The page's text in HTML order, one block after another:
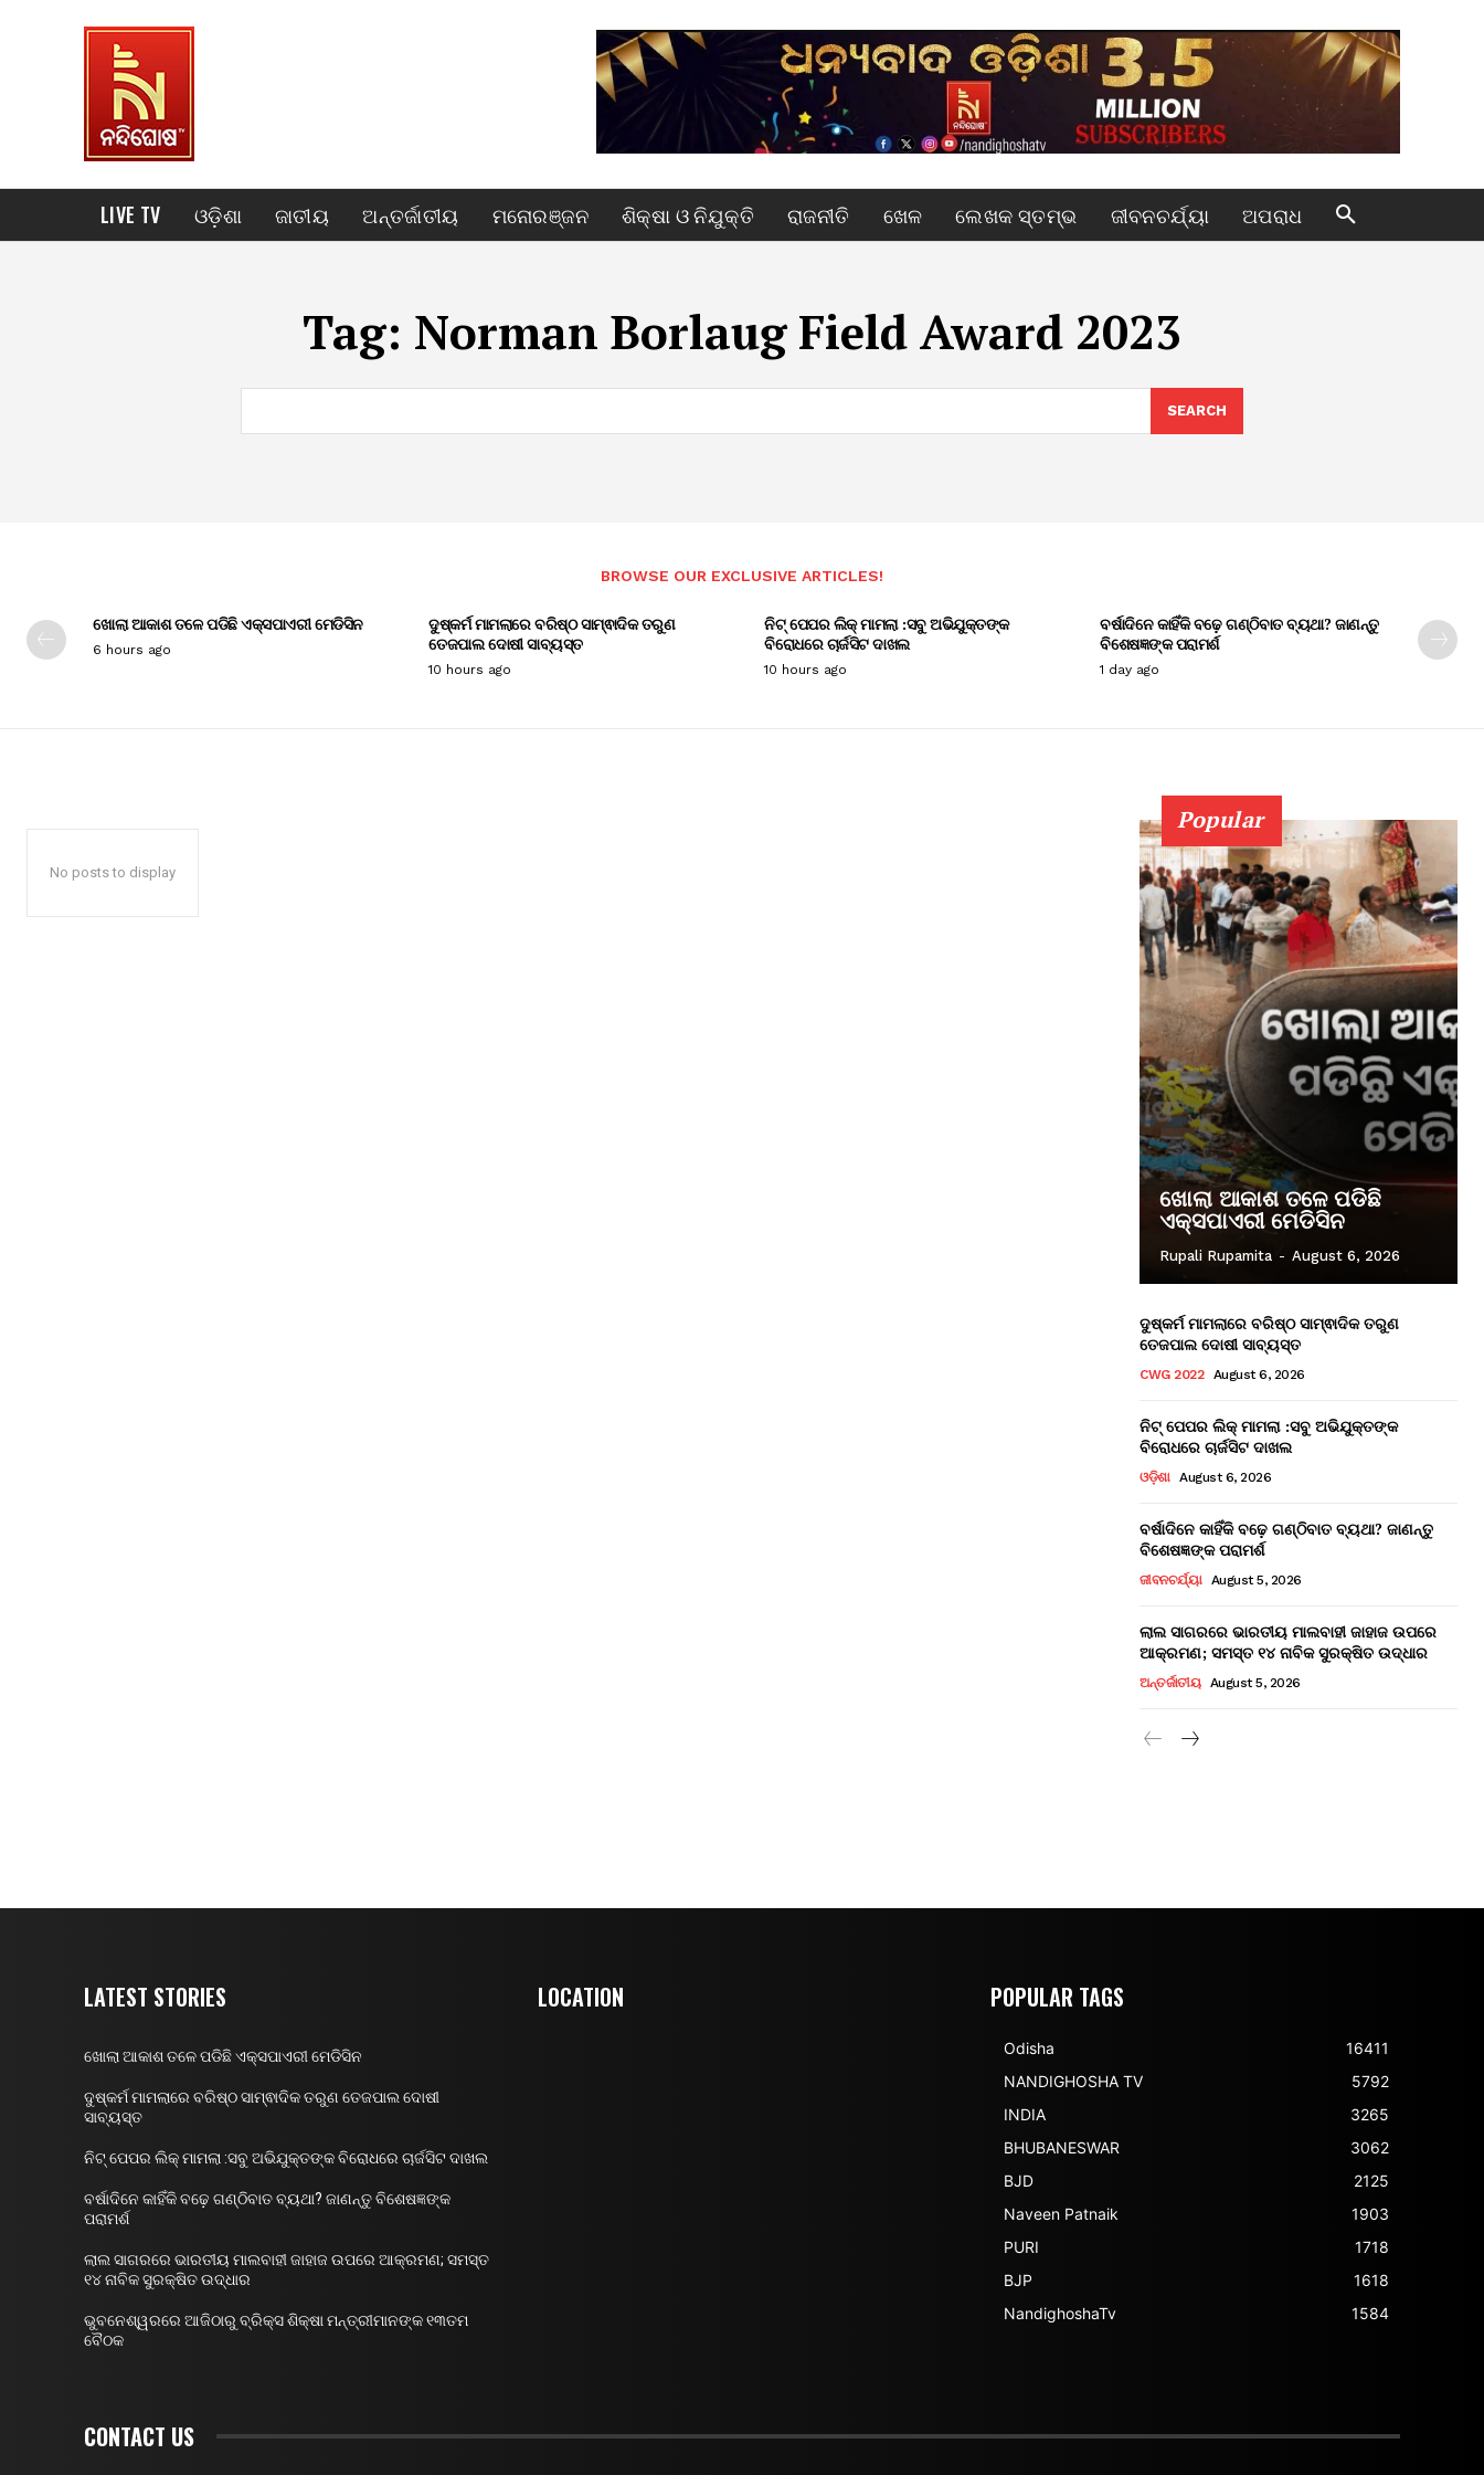
LIVE TV ଓଡ଼ିଶା ଜାତୀୟ ଅନ୍ତର୍ଜାତୀୟ ମନୋରଞ୍ଜନ ଶିକ୍ଷା ଓ ନିଯୁକ୍ତି ରାଜନୀତି ଖେଳ ଲେଖକ ସ୍ତମ୍ଭ ଜୀବନଚର୍ଯ୍ୟା ଅପରାଧ
Tag: Norman Borlaug Field Award 2023
SEARCH
BROWSE OUR EXCLUSIVE ARTICLES!
ଖୋଲା ଆକାଶ ତଳେ ପଡିଛି ଏକ୍ସପାଏରୀ ମେଡିସିନ
6 hours ago
ଦୁଷ୍କର୍ମ ମାମଲାରେ ବରିଷ୍ଠ ସାମ୍ଵାଦିକ ତରୁଣ
ତେଜପାଲ ଦୋଷୀ ସାବ୍ୟସ୍ତ
10 hours ago
ନିଟ୍ ପେପର ଲିକ୍ ମାମଲା :ସବୁ ଅଭିଯୁକ୍ତଙ୍କ
ବିରୋଧରେ ଚାର୍ଜସିଟ ଦାଖଲ
10 hours ago
ବର୍ଷାଦିନେ କାହିଁକି ବଢ଼େ ଗଣ୍ଠିବାତ ବ୍ୟଥା? ଜାଣନ୍ତୁ
ବିଶେଷଜ୍ଞଙ୍କ ପରାମର୍ଶ
1 day ago
No posts to display
Popular
ଖୋଲା ଆକାଶ ତଳେ ପଡିଛି
ଏକ୍ସପାଏରୀ ମେଡିସିନ
Rupali Rupamita - August 6, 2026
ଦୁଷ୍କର୍ମ ମାମଲାରେ ବରିଷ୍ଠ ସାମ୍ଵାଦିକ ତରୁଣ
ତେଜପାଲ ଦୋଷୀ ସାବ୍ୟସ୍ତ
CWG 2022 August 6, 2026
ନିଟ୍ ପେପର ଲିକ୍ ମାମଲା :ସବୁ ଅଭିଯୁକ୍ତଙ୍କ
ବିରୋଧରେ ଚାର୍ଜସିଟ ଦାଖଲ
ଓଡ଼ିଶା August 6, 2026
ବର୍ଷାଦିନେ କାହିଁକି ବଢ଼େ ଗଣ୍ଠିବାତ ବ୍ୟଥା? ଜାଣନ୍ତୁ
ବିଶେଷଜ୍ଞଙ୍କ ପରାମର୍ଶ
ଜୀବନଚର୍ଯ୍ୟା August 5, 2026
ଲାଲ ସାଗରରେ ଭାରତୀୟ ମାଲବାହୀ ଜାହାଜ ଉପରେ
ଆକ୍ରମଣ; ସମସ୍ତ ୧୪ ନାବିକ ସୁରକ୍ଷିତ ଉଦ୍ଧାର
ଅନ୍ତର୍ଜାତୀୟ August 5, 2026
LATEST STORIES
ଖୋଲା ଆକାଶ ତଳେ ପଡିଛି ଏକ୍ସପାଏରୀ ମେଡିସିନ
ଦୁଷ୍କର୍ମ ମାମଲାରେ ବରିଷ୍ଠ ସାମ୍ଵାଦିକ ତରୁଣ ତେଜପାଲ ଦୋଷୀ
ସାବ୍ୟସ୍ତ
ନିଟ୍ ପେପର ଲିକ୍ ମାମଲା :ସବୁ ଅଭିଯୁକ୍ତଙ୍କ ବିରୋଧରେ ଚାର୍ଜସିଟ ଦାଖଲ
ବର୍ଷାଦିନେ କାହିଁକି ବଢ଼େ ଗଣ୍ଠିବାତ ବ୍ୟଥା? ଜାଣନ୍ତୁ ବିଶେଷଜ୍ଞଙ୍କ
ପରାମର୍ଶ
ଲାଲ ସାଗରରେ ଭାରତୀୟ ମାଲବାହୀ ଜାହାଜ ଉପରେ ଆକ୍ରମଣ; ସମସ୍ତ
୧୪ ନାବିକ ସୁରକ୍ଷିତ ଉଦ୍ଧାର
ଭୁବନେଶ୍ୱରରେ ଆଜିଠାରୁ ବ୍ରିକ୍ସ ଶିକ୍ଷା ମନ୍ତ୍ରୀମାନଙ୍କ ୧୩ତମ
ବୈଠକ
LOCATION POPULAR TAGS
Odisha
16411
NANDIGHOSHA TV
5792
INDIA
3265
BHUBANESWAR
3062
BJD
2125
Naveen Patnaik
1903
PURI
1718
BJP
1618
NandighoshaTv
1584
CONTACT US